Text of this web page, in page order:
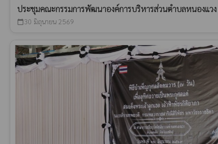
ประชุมคณะกรรมการพัฒนาองค์การบริหารส่วนตำบลหนองแ
calendar_today30 มิถุนายน 2569